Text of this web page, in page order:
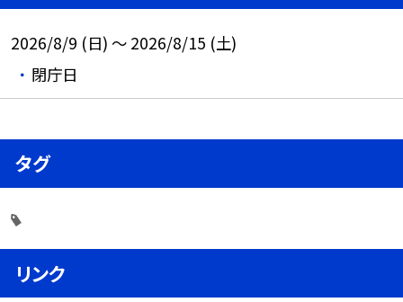
2026/8/9 (日) ～ 2026/8/15 (土)
閉庁日
タグ
リンク